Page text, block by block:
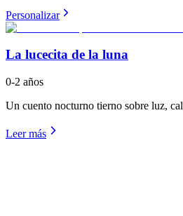
Personalizar
La lucecita de la luna
0-2 años
Un cuento nocturno tierno sobre luz,
Leer más